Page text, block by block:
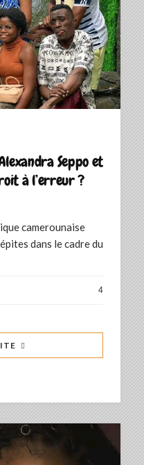
Seppo et
à l’erreur ?
camerounaise
dans le cadre du
4